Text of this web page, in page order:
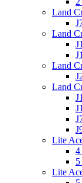
Land
Land
Land
Land
Lite
4
Lite